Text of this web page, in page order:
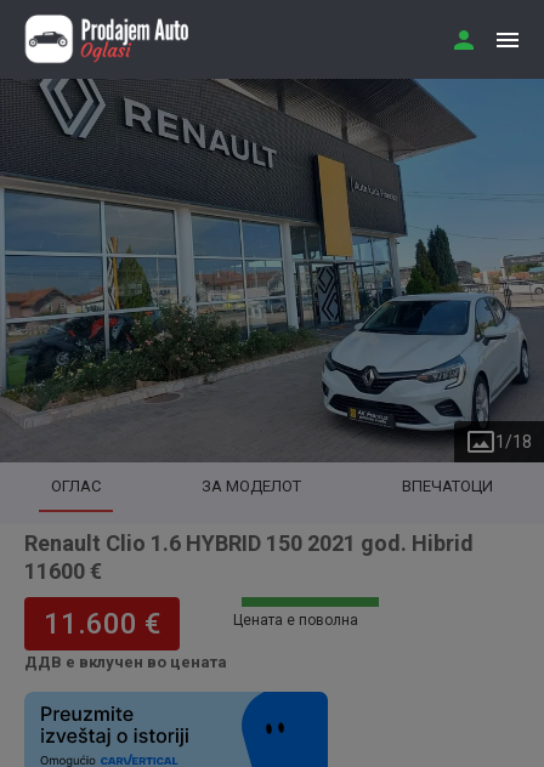
1 /18
ОГЛАС ЗА МОДЕЛОТ ВПЕЧАТОЦИ
Renault Clio 1.6 HYBRID 150 2021 god. Hibrid
11600 €
11.600 €
ДДВ е вклучен во цената
Цената е поволна